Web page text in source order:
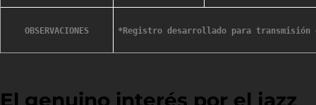
OBSERVACIONES
El genuino interés por el jazz